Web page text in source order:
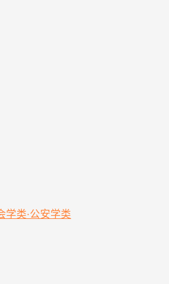
学类·公安学类